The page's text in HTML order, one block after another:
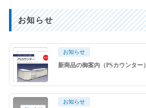
お知らせ
お知らせ
新商品の御案内（PSカウンター）
お知らせ